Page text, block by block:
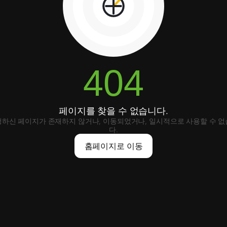
404
페이지를 찾을 수 없습니다.
하신 페이지가 존재하지 않거나, 이동되었거나, 일시적으로 사용할 수 없
다.
홈페이지로 이동